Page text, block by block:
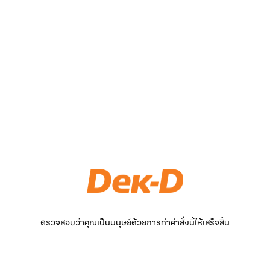
ตรวจสอบว่าคุณเป็นมนุษย์ด้วยการทำคำสั่งนี้ให้เสร็จสิ้น